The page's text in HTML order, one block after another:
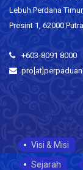
Lebuh Perdana Timur,
Presint 1, 62000
+603-8091 8000
Visi & Misi
Sejarah